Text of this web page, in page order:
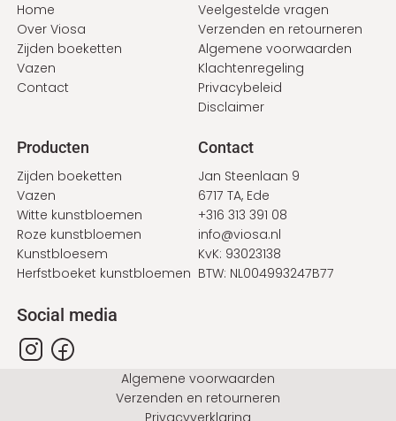
Home
Over Viosa
Zijden boeketten
Vazen
Contact
Veelgestelde vragen
Verzenden en retourneren
Algemene voorwaarden
Klachtenregeling
Privacybeleid
Disclaimer
Producten
Zijden boeketten
Vazen
Witte kunstbloemen
Roze kunstbloemen
Kunstbloesem
Herfstboeket kunstbloemen
Contact
Jan Steenlaan 9
6717 TA, Ede
+316 313 391 08
info@viosa.nl
KvK: 93023138
BTW: NL004993247B77
Social media
Algemene voorwaarden
Verzenden en retourneren
Privacyverklaring